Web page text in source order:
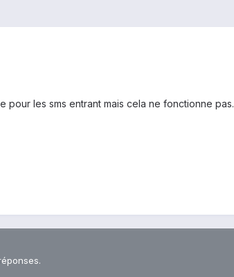
pour les sms entrant mais cela ne fonctionne pas.